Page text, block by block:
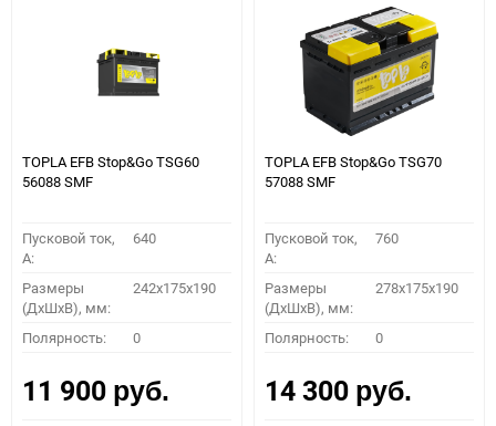
TOPLA EFB Stop&Go TSG60
56088 SMF
Пусковой ток,
A:
640
Размеры
(ДхШхВ), мм:
242x175x190
Полярность: 0
11 900 руб.
TOPLA EFB Stop&Go TSG70
57088 SMF
Пусковой ток,
A:
760
Размеры
(ДхШхВ), мм:
278x175x190
Полярность: 0
14 300 руб.